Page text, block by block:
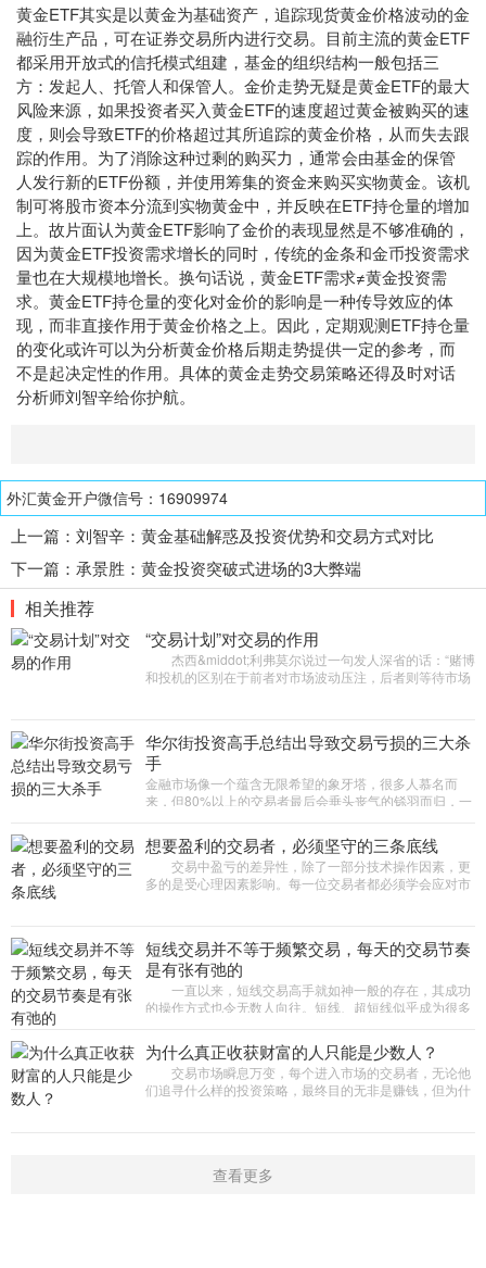
黄金ETF其实是以黄金为基础资产，追踪现货黄金价格波动的金
融衍生产品，可在证券交易所内进行交易。目前主流的黄金ETF
都采用开放式的信托模式组建，基金的组织结构一般包括三
方：发起人、托管人和保管人。金价走势无疑是黄金ETF的最大
风险来源，如果投资者买入黄金ETF的速度超过黄金被购买的速
度，则会导致ETF的价格超过其所追踪的黄金价格，从而失去跟
踪的作用。为了消除这种过剩的购买力，通常会由基金的保管
人发行新的ETF份额，并使用筹集的资金来购买实物黄金。该机
制可将股市资本分流到实物黄金中，并反映在ETF持仓量的增加
上。故片面认为黄金ETF影响了金价的表现显然是不够准确的，
因为黄金ETF投资需求增长的同时，传统的金条和金币投资需求
量也在大规模地增长。换句话说，黄金ETF需求≠黄金投资需
求。黄金ETF持仓量的变化对金价的影响是一种传导效应的体
现，而非直接作用于黄金价格之上。因此，定期观测ETF持仓量
的变化或许可以为分析黄金价格后期走势提供一定的参考，而
不是起决定性的作用。具体的黄金走势交易策略还得及时对话
分析师刘智辛给你护航。
外汇黄金开户微信号：16909974
上一篇： 刘智辛：黄金基础解惑及投资优势和交易方式对比
下一篇： 承景胜：黄金投资突破式进场的3大弊端
相关推荐
“交易计划”对交易的作用
杰西&middot;利弗莫尔说过一句发人深省的话：“赌博
和投机的区别在于前者对市场波动压注，后者则等待市场
华尔街投资高手总结出导致交易亏损的三大杀
手
金融市场像一个蕴含无限希望的象牙塔，很多人慕名而
来，但80%以上的交易者最后会垂头丧气的铩羽而归，一
一位曾在“对冲基
想要盈利的交易者，必须坚守的三条底线
交易中盈亏的差异性，除了一部分技术操作因素，更
多的是受心理因素影响。每一位交易者都必须学会应对市
短线交易并不等于频繁交易，每天的交易节奏
是有张有弛的
一直以来，短线交易高手就如神一般的存在，其成功
的操作方式也令无数人向往。短线、超短线似乎成为很多
竞争最激烈、难度
为什么真正收获财富的人只能是少数人？
交易市场瞬息万变，每个进入市场的交易者，无论他
们追寻什么样的投资策略，最终目的无非是赚钱，但为什
查看更多